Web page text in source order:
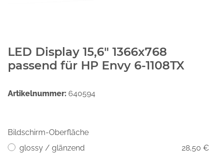
LED Display 15,6" 1366x768
passend für HP Envy 6-1108TX
Artikelnummer: 640594
Bildschirm-Oberfläche
glossy / glänzend
28,50 €